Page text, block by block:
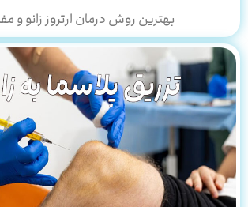
بهترین روش درمان ارتروز زانو و